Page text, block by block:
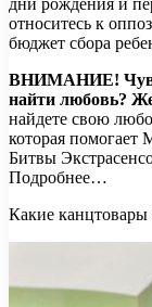
относитесь к
бюджет сбора
ВНИМАНИЕ!
найти любовь?
найдете свою
которая помогает
Битвы
Подробнее…
Какие